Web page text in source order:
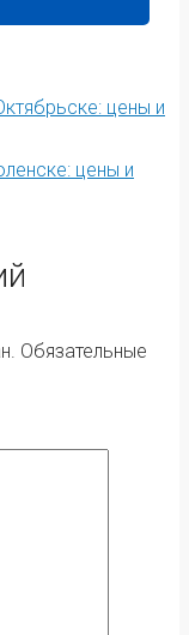
цены и
цены и
Обязательные